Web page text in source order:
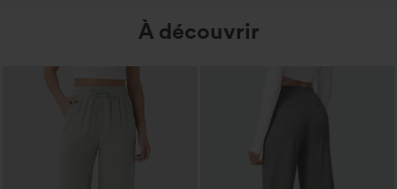
À découvrir